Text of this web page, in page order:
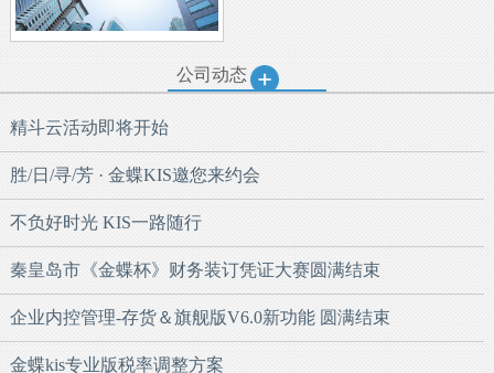
公司动态
精斗云活动即将开始
胜/日/寻/芳 · 金蝶KIS邀您来约会
不负好时光 KIS一路随行
秦皇岛市《金蝶杯》财务装订凭证大赛圆满结束
企业内控管理-存货＆旗舰版V6.0新功能 圆满结束
金蝶kis专业版税率调整方案